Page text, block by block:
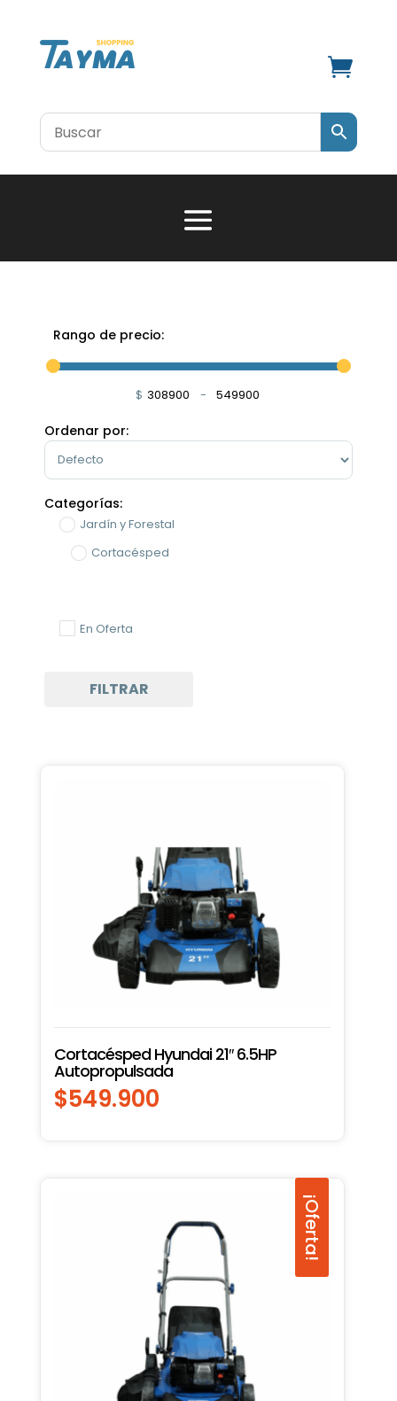

Rango de precio:
$ Minimum Price
-
Maximum Price
Ordenar por:
Sort Products
Categorías:
Jardín y Forestal
Cortacésped
En Oferta
FILTRAR
Cortacésped Hyundai 21″ 6.5HP
Autopropulsada
$549.900
¡Oferta!